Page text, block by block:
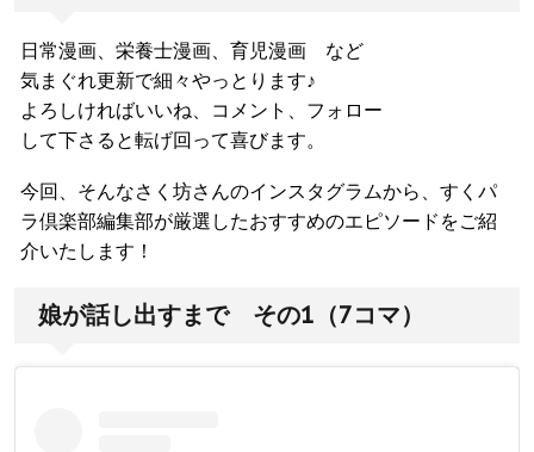
日常漫画、栄養士漫画、育児漫画 など
気まぐれ更新で細々やっとります♪
よろしければいいね、コメント、フォロー
して下さると転げ回って喜びます。
今回、そんなさく坊さんのインスタグラムから、すくパ
ラ倶楽部編集部が厳選したおすすめのエピソードをご紹
介いたします！
娘が話し出すまで その1（7コマ）